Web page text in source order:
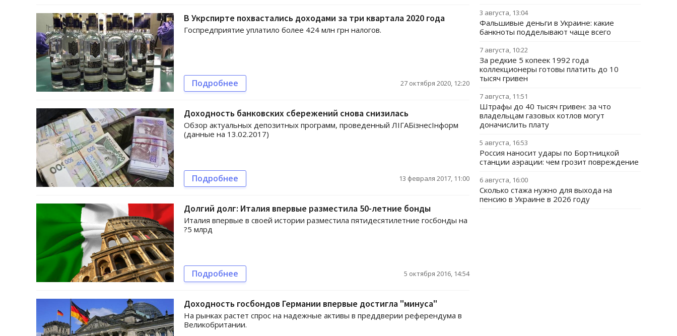
В Укрспирте похвастались доходами за три квартала 2020 года
Госпредприятие уплатило более 424 млн грн налогов.
Подробнее 27 октября 2020, 12:20
Доходность банковских сбережений снова снизилась
Обзор актуальных депозитных программ, проведенный ЛIГАБiзнесIнформ
(данные на 13.02.2017)
Подробнее 13 февраля 2017, 11:00
Долгий долг: Италия впервые разместила 50-летние бонды
Италия впервые в своей истории разместила пятидесятилетние госбонды на
?5 млрд
Подробнее 5 октября 2016, 14:54
Доходность госбондов Германии впервые достигла "минуса"
На рынках растет спрос на надежные активы в преддверии референдума в
Великобритании.
3 августа, 13:04
Фальшивые деньги в Украине: какие
банкноты подделывают чаще всего
7 августа, 10:22
За редкие 5 копеек 1992 года
коллекционеры готовы платить до 10
тысяч гривен
7 августа, 11:51
Штрафы до 40 тысяч гривен: за что
владельцам газовых котлов могут
доначислить плату
5 августа, 16:53
Россия наносит удары по Бортницкой
станции аэрации: чем грозит повреждение
6 августа, 16:00
Сколько стажа нужно для выхода на
пенсию в Украине в 2026 году